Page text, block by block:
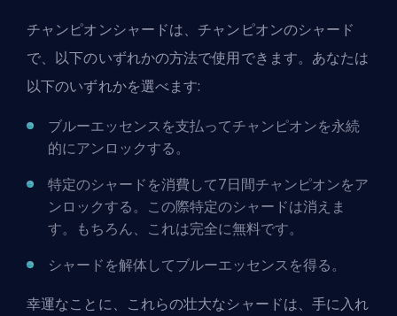
チャンピオンシャードは、チャンピオンのシャード
で、以下のいずれかの方法で使用できます。あなたは
以下のいずれかを選べます:
ブルーエッセンスを支払ってチャンピオンを永続
的にアンロックする。
特定のシャードを消費して7日間チャンピオンをア
ンロックする。この際特定のシャードは消えま
す。もちろん、これは完全に無料です。
シャードを解体してブルーエッセンスを得る。
幸運なことに、これらの壮大なシャードは、手に入れ